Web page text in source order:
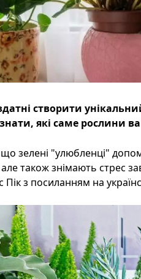
створити
які саме рослини
зелені "улюбленцi"
але також знімають стрес
з посиланням на